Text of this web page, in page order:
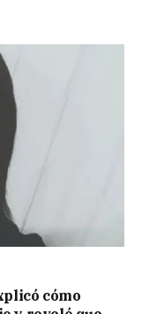
cómo